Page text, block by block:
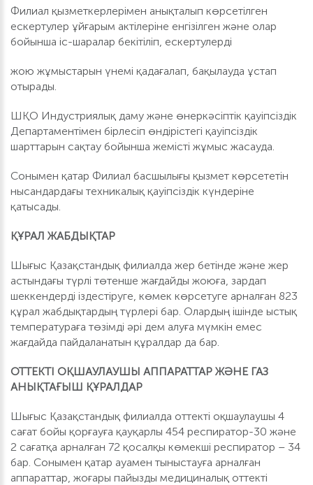
Филиал қызметкерлерімен анықталып көрсетілген
ескертулер ұйғарым актілеріне енгізілген және олар
бойынша іс-шаралар бекітіліп, ескертулерді
жою жұмыстарын үнемі қадағалап, бақылауда ұстап
отырады.
ШҚО Индустриялық даму және өнеркәсіптік қауіпсіздік
Департаментімен бірлесіп өндірістегі қауіпсіздік
шарттарын сақтау бойынша жемісті жұмыс жасауда.
Сонымен қатар Филиал басшылығы қызмет көрсететін
нысандардағы техникалық қауіпсіздік күндеріне
қатысады.
ҚҰРАЛ ЖАБДЫҚТАР
Шығыс Қазақстандық филиалда жер бетінде және жер
астындағы түрлі төтенше жағдайды жоюға, зардап
шеккендерді іздестіруге, көмек көрсетуге арналған 823
құрал жабдықтардың түрлері бар. Олардың ішінде ыстық
температураға төзімді әрі дем алуға мүмкін емес
жағдайда пайдаланатын құралдар да бар.
ОТТЕКТІ ОҚШАУЛАУШЫ АППАРАТТАР ЖӘНЕ ГАЗ
АНЫҚТАҒЫШ ҚҰРАЛДАР
Шығыс Қазақстандық филиалда оттекті оқшаулаушы 4
сағат бойы қорғауға қауқарлы 454 респиратор-30 және
2 сағатқа арналған 72 қосалқы көмекші респиратор – 34
бар. Сонымен қатар ауамен тыныстауға арналған
аппараттар, жоғары пайызды медициналық оттекті